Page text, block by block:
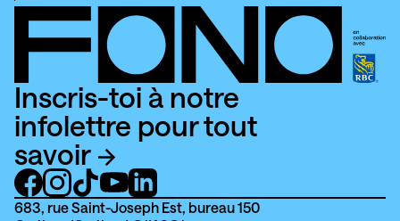
Inscris-toi à notre
infolettre pour tout
savoir
683, rue Saint-Joseph Est, bureau 150